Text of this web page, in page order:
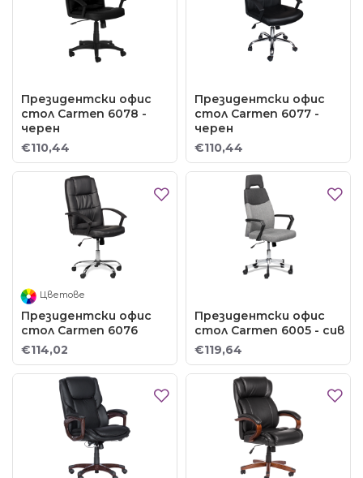
Президентски офис
стол Carmen 6078 -
черен
€110,44
Президентски офис
стол Carmen 6077 -
черен
€110,44
Цветове
Президентски офис
стол Carmen 6076
€114,02
Президентски офис
стол Carmen 6005 - сив
€119,64